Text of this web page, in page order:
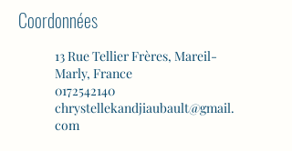
Coordonnées
13 Rue Tellier Frères, Mareil-
Marly, France
0172542140
chrystellekandjiaubault@gmail.
com